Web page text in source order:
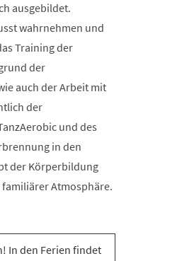
ausgebildet.
wahrnehmen und
Training der
der
auch der Arbeit mit
der
und des
in den
der Körperbildung
Atmosphäre.
In den Ferien findet